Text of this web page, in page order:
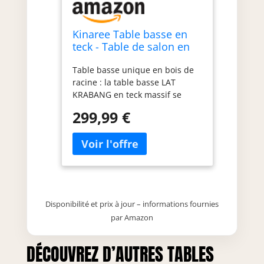
Kinaree Table basse en
teck - Table de salon en
unique et veinure au look
rustique naturel
Table basse unique en bois de
racine : la table basse LAT
KRABANG en teck massif se
et sa construction robuste – un
véritable accroche-regard dans
chaque salon. Pièce unique
fabriquée à la main : chaque
table est fabriquée
rend chaque forme et grain
uniques – aucune table ne
bois de racine offre un aspect
299,99 €
Disponibilité et prix à jour – informations fournies
par Amazon
DÉCOUVREZ D’AUTRES TABLES